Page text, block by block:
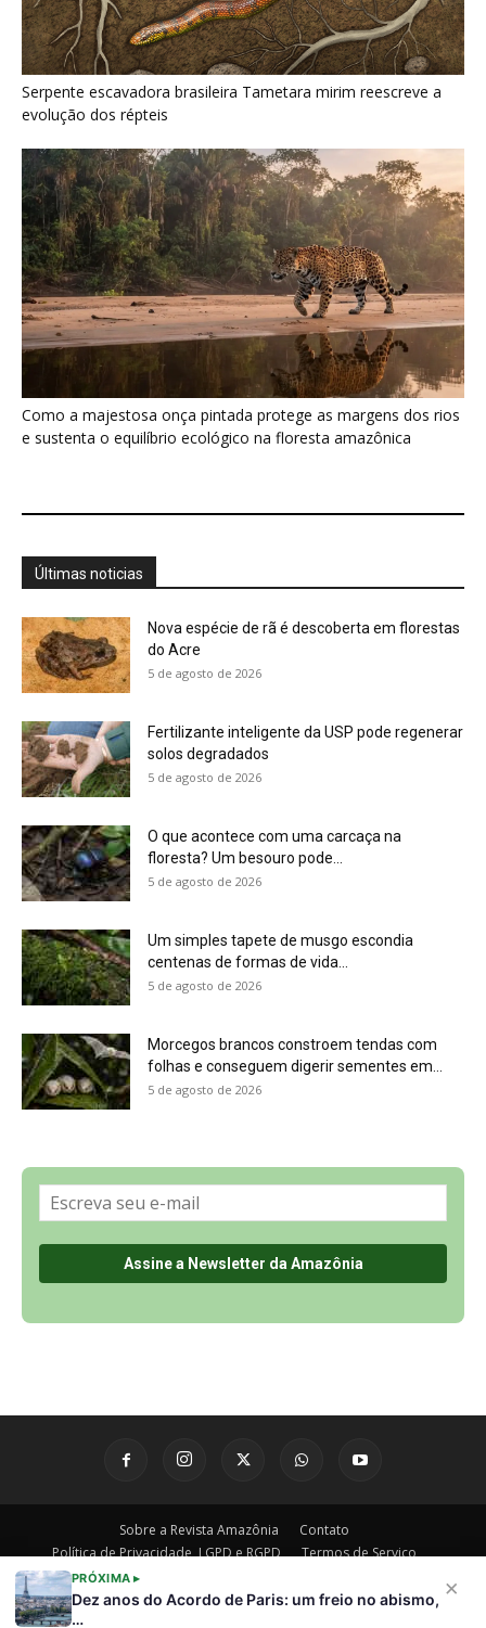
×
PRÓXIMA ▸
Dez anos do Acordo de Paris: um freio no abismo,
…
Como a majestosa onça pintada protege as margens dos rios
e sustenta o equilíbrio ecológico na floresta amazônica
Últimas noticias
Nova espécie de rã é descoberta em florestas
do Acre
5 de agosto de 2026
Fertilizante inteligente da USP pode regenerar
solos degradados
5 de agosto de 2026
Um simples tapete de musgo escondia
5 de agosto de 2026
5 de agosto de 2026
Política de Privacidade, LGPD e RGPD
Últimas Notícias
🌎 Español
©